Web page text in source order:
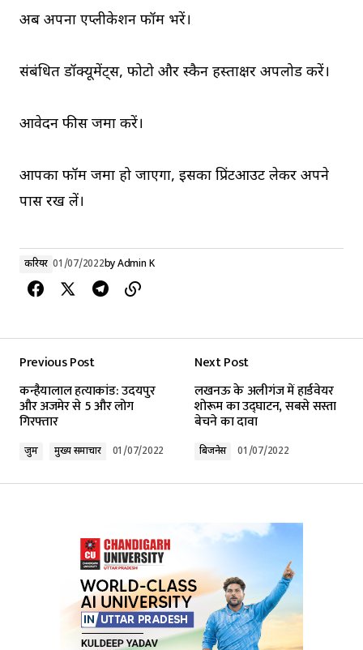
अब अपना एप्लीकेशन फॉर्म भरें।
संबंधित डॉक्यूमेंट्स, फोटो और स्कैन हस्ताक्षर अपलोड करें।
आवेदन फीस जमा करें।
आपका फॉर्म जमा हो जाएगा, इसका प्रिंटआउट लेकर अपने
पास रख लें।
करियर 01/07/2022byAdmin K
Previous Post
कन्हैयालाल हत्याकांड: उदयपुर
और अजमेर से 5 और लोग
गिरफ्तार
जुर्म मुख्य समाचार 01/07/2022
Next Post
लखनऊ के अलीगंज में हार्डवेयर
शोरूम का उद्घाटन, सबसे सस्ता
बेचने का दावा
बिजनेस 01/07/2022